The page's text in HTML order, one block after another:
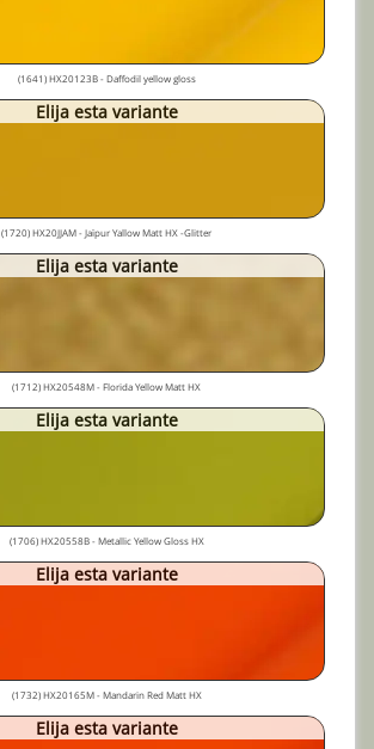
(1641) HX20123B - Daffodil yellow gloss
Elija esta variante
(1720) HX20JJAM - Jaïpur Yallow Matt HX -Glitter
Elija esta variante
(1712) HX20548M - Florida Yellow Matt HX
Elija esta variante
(1706) HX20558B - Metallic Yellow Gloss HX
Elija esta variante
(1732) HX20165M - Mandarin Red Matt HX
Elija esta variante